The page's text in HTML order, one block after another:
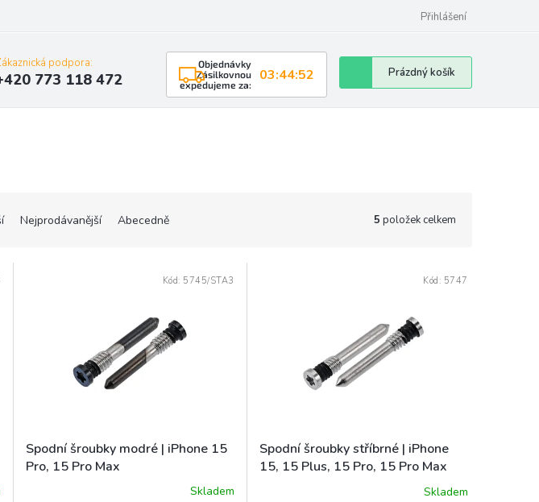
Přihlášení
podpora:
773 118 472
Objednávky
Zásilkovnou
expedujeme za:
03:44:51
Nákupní
košík
Prázdný košík
Nejprodávanější Abecedně 5 položek celkem
Spodní šroubky modré | iPhone 15
Pro, 15 Pro Max
Skladem
Kód: 5745/STA3
Spodní šroubky stříbrné | iPhone
15, 15 Plus, 15 Pro, 15 Pro Max
Skladem
Kód: 5747